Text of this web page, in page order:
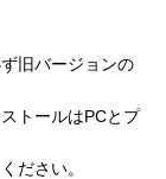
旧バージョンの
トールはPCとプ
ださい。